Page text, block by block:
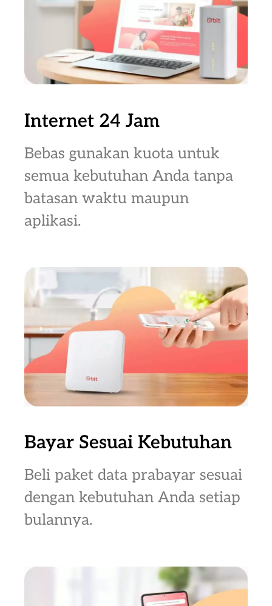
Internet 24 Jam
Bebas gunakan kuota untuk
semua kebutuhan Anda tanpa
batasan waktu maupun
aplikasi.
Bayar Sesuai Kebutuhan
Beli paket data prabayar sesuai
dengan kebutuhan Anda setiap
bulannya.